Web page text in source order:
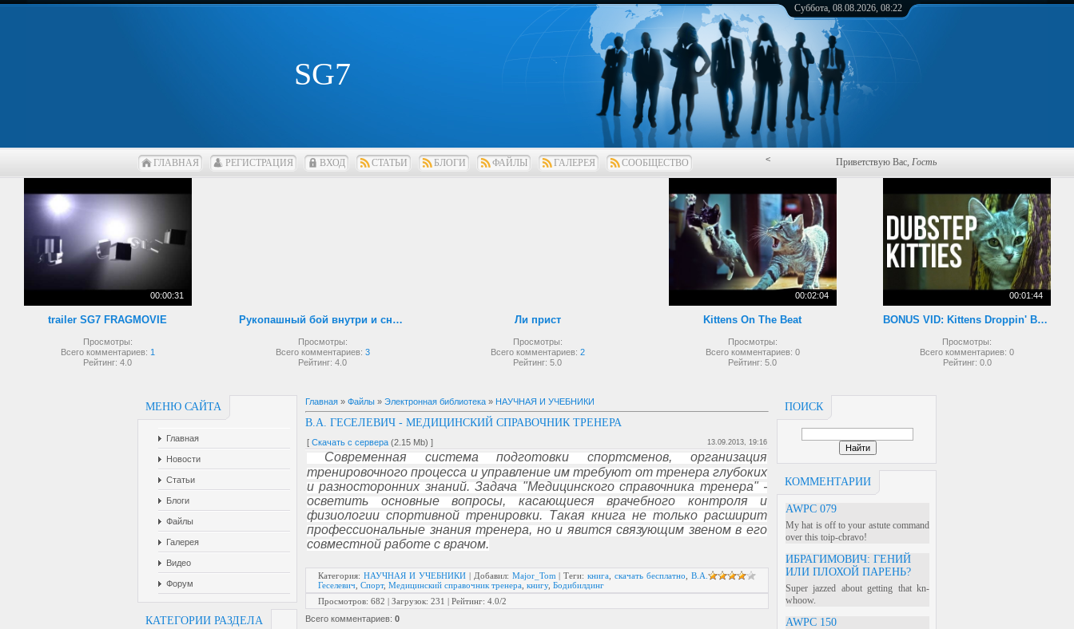
SG7
Суббота, 08.08.2026, 08:22
ГЛАВНАЯ РЕГИСТРАЦИЯ ВХОД СТАТЬИ БЛОГИ ФАЙЛЫ ГАЛЕРЕЯ СООБЩЕСТВО < Приветствую Вас, Гость
00:00:31
trailer SG7 FRAGMOVIE
Просмотры:
Всего комментариев: 1
Рейтинг: 4.0
Рукопашный бой внутри и снаружи
Просмотры:
Всего комментариев: 3
Рейтинг: 4.0
Ли прист
Просмотры:
Всего комментариев: 2
Рейтинг: 5.0
00:02:04
Kittens On The Beat
Просмотры:
Всего комментариев: 0
Рейтинг: 5.0
00:01:44
BONUS VID: Kittens Droppin' Beats
Просмотры:
Всего комментариев: 0
Рейтинг: 0.0
МЕНЮ САЙТА
Главная
Новости
Статьи
Блоги
Файлы
Галерея
Видео
Форум
КАТЕГОРИИ РАЗДЕЛА
ПОИСК
КОММЕНТАРИИ
AWPC 079
My hat is off to your astute command
over this toip-cbravo!
ИБРАГИМОВИЧ: ГЕНИЙ
ИЛИ ПЛОХОЙ ПАРЕНЬ?
Super jazzed about getting that kn-
whoow.
AWPC 150
Главная » Файлы » Электронная библиотека » НАУЧНАЯ И УЧЕБНИКИ
В.А. ГЕСЕЛЕВИЧ - МЕДИЦИНСКИЙ СПРАВОЧНИК ТРЕНЕРА
[ Скачать с сервера (2.15 Mb) ] 13.09.2013, 19:16
Современная система подготовки спортсменов, организация
тренировочного процесса и управление им требуют от тренера глубоких
и разносторонних знаний. Задача "Медицинского справочника тренера" -
осветить основные вопросы, касающиеся врачебного контроля и
физиологии спортивной тренировки. Такая книга не только расширит
профессиональные знания тренера, но и явится связующим звеном в его
совместной работе с врачом.
Категория: НАУЧНАЯ И УЧЕБНИКИ| Добавил: Major_Tom |Теги: книга ,скачать бесплатно ,В.А.
Геселевич Спорт, Медицинский справочник тренера книгу, Бодибилдинг
Просмотров: 682 | Загрузок: 231 | Рейтинг: 4.0/2
Всего комментариев: 0